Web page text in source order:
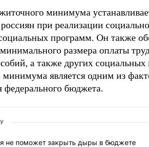
минимума
при реализации
программ. Он также
размера оплаты
а также других социальных
является одним из
бюджета.
не поможет закрыть дыры в бюджете